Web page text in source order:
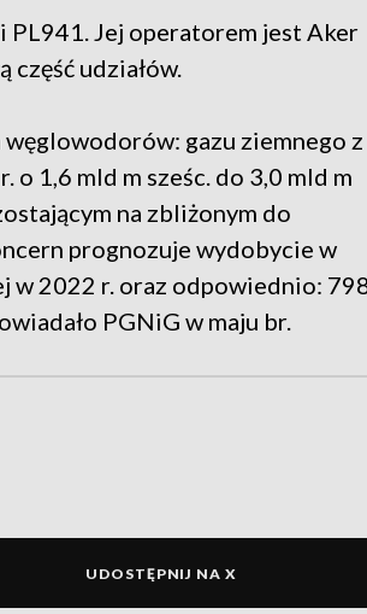
PL941. Jej operatorem jest Aker
część udziałów.
gazu ziemnego z
o 1,6 mld m sześc. do 3,0 mld m
na zbliżonym do
prognozuje wydobycie w
w 2022 r. oraz odpowiednio:
PGNiG w maju br.
UDOSTĘPNIJ NA X